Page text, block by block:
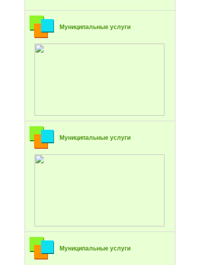
Муниципальные услуги
Муниципальные услуги
Муниципальные услуги